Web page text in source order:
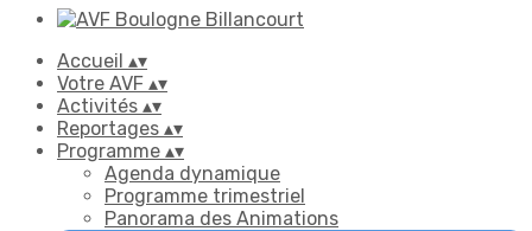
Accueil ▴▾
Votre AVF ▴▾
Activités ▴▾
Reportages ▴▾
Programme ▴▾
Agenda dynamique
Programme trimestriel
Panorama des Animations